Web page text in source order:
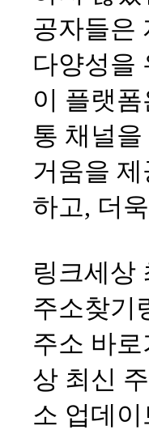
공자들은
다양성을
이 플랫
통 채널
거움을
하고, 더
링크세상
주소찾기
주소 바로
상 최신
소 업데이